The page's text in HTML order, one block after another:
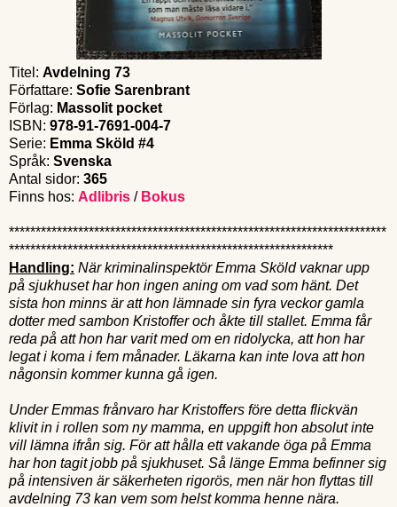
Titel: Avdelning 73
Författare: Sofie Sarenbrant
Förlag: Massolit pocket
ISBN: 978-91-7691-004-7
Serie: Emma Sköld #4
Språk: Svenska
Antal sidor: 365
Finns hos: Adlibris / Bokus
***********************************************************************
*************************************************************
Handling: När kriminalinspektör Emma Sköld vaknar upp
på sjukhuset har hon ingen aning om vad som hänt. Det
sista hon minns är att hon lämnade sin fyra veckor gamla
dotter med sambon Kristoffer och åkte till stallet. Emma får
reda på att hon har varit med om en ridolycka, att hon har
legat i koma i fem månader. Läkarna kan inte lova att hon
någonsin kommer kunna gå igen.
Under Emmas frånvaro har Kristoffers före detta flickvän
klivit in i rollen som ny mamma, en uppgift hon absolut inte
vill lämna ifrån sig. För att hålla ett vakande öga på Emma
har hon tagit jobb på sjukhuset. Så länge Emma befinner sig
på intensiven är säkerheten rigorös, men när hon flyttas till
avdelning 73 kan vem som helst komma henne nära.